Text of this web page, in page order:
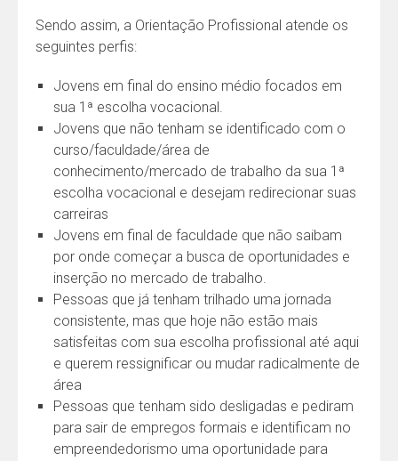
Sendo assim, a Orientação Profissional atende os
seguintes perfis:
Jovens em final do ensino médio focados em
sua 1ª escolha vocacional.
Jovens que não tenham se identificado com o
curso/faculdade/área de
conhecimento/mercado de trabalho da sua 1ª
escolha vocacional e desejam redirecionar suas
carreiras
Jovens em final de faculdade que não saibam
por onde começar a busca de oportunidades e
inserção no mercado de trabalho.
Pessoas que já tenham trilhado uma jornada
consistente, mas que hoje não estão mais
satisfeitas com sua escolha profissional até aqui
e querem ressignificar ou mudar radicalmente de
área
Pessoas que tenham sido desligadas e pediram
para sair de empregos formais e identificam no
empreendedorismo uma oportunidade para